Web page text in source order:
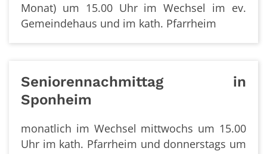
Monat) um 15.00 Uhr im Wechsel im ev.
Gemeindehaus und im kath. Pfarrheim
Seniorennachmittag in
Sponheim
monatlich im Wechsel mittwochs um 15.00
Uhr im kath. Pfarrheim und donnerstags um